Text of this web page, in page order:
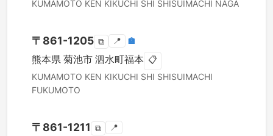
KUMAMOTO KEN KIKUCHI SHI SHISUIMACHI NAGA
〒 861-1205 ⧉ 📍 🏣
熊本県 菊池市 泗水町福本 📋
KUMAMOTO KEN KIKUCHI SHI SHISUIMACHI
FUKUMOTO
〒 861-1211 ⧉ 📍